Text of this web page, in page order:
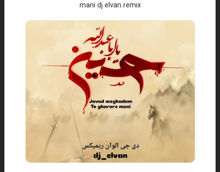
mani dj elvan remix